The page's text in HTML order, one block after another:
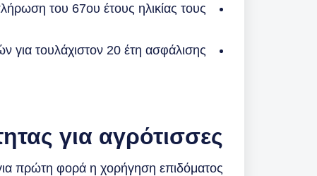
του 67ου έτους ηλικίας τους
για τουλάχιστον 20 έτη ασφάλισης
για αγρότισσες
πρώτη φορά η χορήγηση επιδόματος